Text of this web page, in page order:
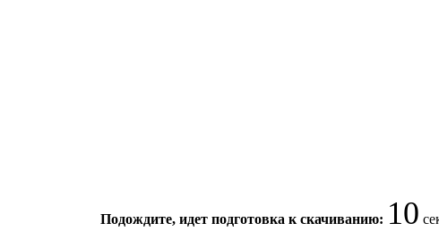
Подождите, идет подготовка к скачиванию:9сек.